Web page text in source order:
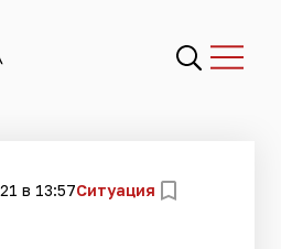
в 13:57Ситуация